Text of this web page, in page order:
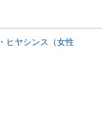
ヒヤシンス（女性